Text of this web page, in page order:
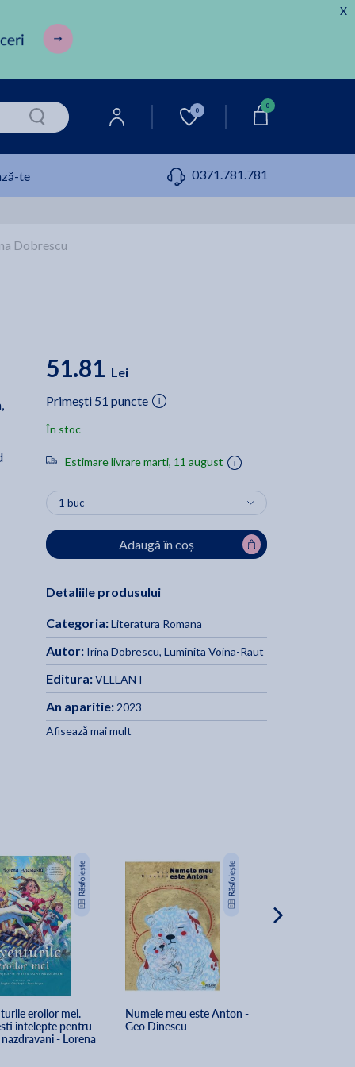
X
0
0
te 0371.781.781
Dobrescu
51.81 Lei
Primești 51 puncte
În stoc
Estimare livrare marti, 11 august
Adaugă în coș
Detaliile produsului
Categoria:Literatura Romana
Autor: Irina Dobrescu, Luminita Voina-Raut
Editura:VELLANT
An aparitie:2023
Afisează mai mult
eroilor mei.
intelepte pentru
- Lorena
Numele meu este Anton -
Geo Dinescu